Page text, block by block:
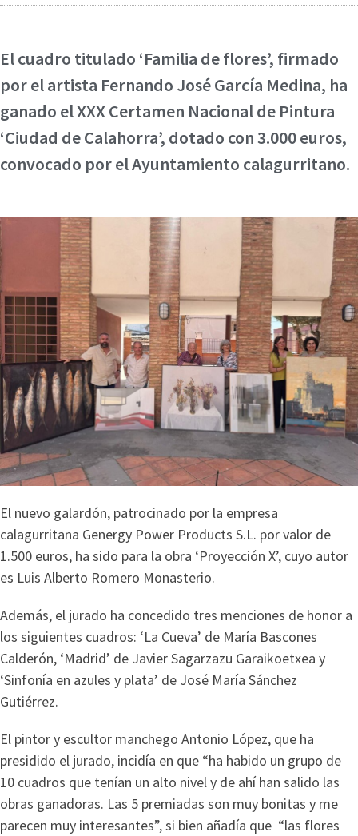
El cuadro titulado ‘Familia de flores’, firmado
por el artista Fernando José García Medina, ha
ganado el XXX Certamen Nacional de Pintura
‘Ciudad de Calahorra’, dotado con 3.000 euros,
convocado por el Ayuntamiento calagurritano.
El nuevo galardón, patrocinado por la empresa
calagurritana Genergy Power Products S.L. por valor de
1.500 euros, ha sido para la obra ‘Proyección X’, cuyo autor
es Luis Alberto Romero Monasterio.
Además, el jurado ha concedido tres menciones de honor a
los siguientes cuadros: ‘La Cueva’ de María Bascones
Calderón, ‘Madrid’ de Javier Sagarzazu Garaikoetxea y
‘Sinfonía en azules y plata’ de José María Sánchez
Gutiérrez.
El pintor y escultor manchego Antonio López, que ha
presidido el jurado, incidía en que “ha habido un grupo de
10 cuadros que tenían un alto nivel y de ahí han salido las
obras ganadoras. Las 5 premiadas son muy bonitas y me
parecen muy interesantes”, si bien añadía que “las flores